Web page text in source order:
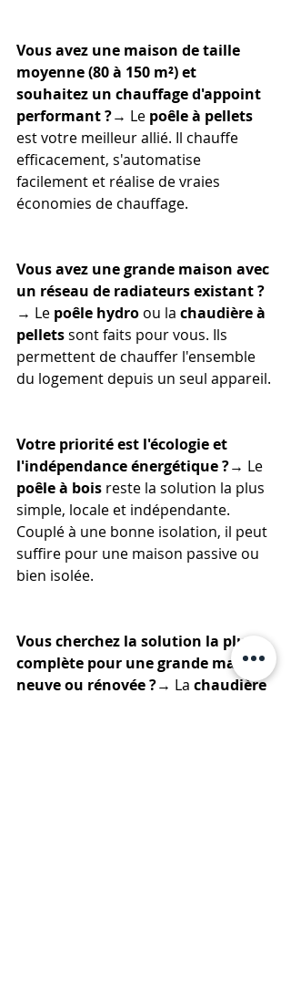
Vous avez une maison de taille
moyenne (80 à 150 m²) et
souhaitez un chauffage d'appoint
performant ?→ Le poêle à pellets
est votre meilleur allié. Il chauffe
efficacement, s'automatise
facilement et réalise de vraies
économies de chauffage.
Vous avez une grande maison avec
un réseau de radiateurs existant ?
→ Le poêle hydro ou la chaudière à
pellets sont faits pour vous. Ils
permettent de chauffer l'ensemble
du logement depuis un seul appareil.
Votre priorité est l'écologie et
l'indépendance énergétique ?→ Le
poêle à bois reste la solution la plus
simple, locale et indépendante.
Couplé à une bonne isolation, il peut
suffire pour une maison passive ou
bien isolée.
Vous cherchez la solution la plus
complète pour une grande maison
neuve ou rénovée ?→ La chaudière